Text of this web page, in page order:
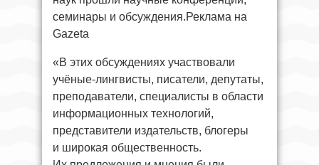
семинары и обсуждения.Реклама на
Gazeta
«В этих обсуждениях участвовали
учёные-лингвисты, писатели, депутаты,
преподаватели, специалисты в области
информационных технологий,
представители издательств, блогеры
и широкая общественность.